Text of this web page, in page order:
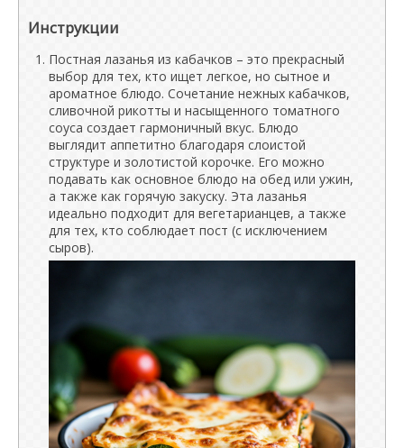
Инструкции
Постная лазанья из кабачков – это прекрасный
выбор для тех, кто ищет легкое, но сытное и
ароматное блюдо. Сочетание нежных кабачков,
сливочной рикотты и насыщенного томатного
соуса создает гармоничный вкус. Блюдо
выглядит аппетитно благодаря слоистой
структуре и золотистой корочке. Его можно
подавать как основное блюдо на обед или ужин,
а также как горячую закуску. Эта лазанья
идеально подходит для вегетарианцев, а также
для тех, кто соблюдает пост (с исключением
сыров).